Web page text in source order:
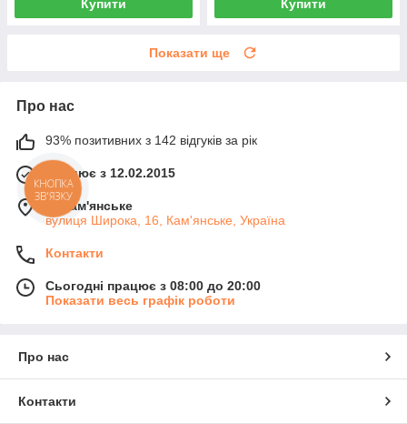
Купити Купити
Показати ще
Про нас
93% позитивних з 142 відгуків за рік
Працює з 12.02.2015
м. Кам'янське
вулиця Широка, 16, Кам'янське, Україна
Контакти
Сьогодні працює з 08:00 до 20:00
Показати весь графік роботи
Про нас
Контакти
КНОПКА
ЗВ'ЯЗКУ